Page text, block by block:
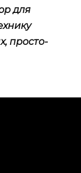
для
просто-